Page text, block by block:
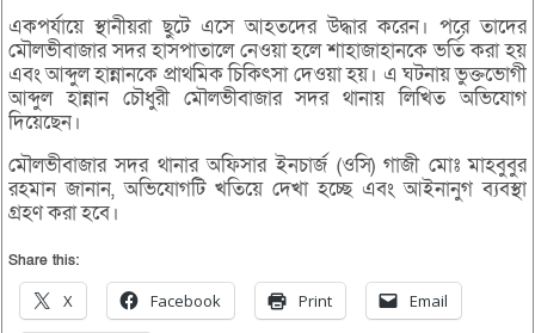
একপর্যায়ে স্থানীয়রা ছুটে এসে আহতদের উদ্ধার করেন। পরে তাদের
মৌলভীবাজার সদর হাসপাতালে নেওয়া হলে শাহাজাহানকে ভর্তি করা হয়
এবং আব্দুল হান্নানকে প্রাথমিক চিকিৎসা দেওয়া হয়। এ ঘটনায় ভুক্তভোগী
আব্দুল হান্নান চৌধুরী মৌলভীবাজার সদর থানায় লিখিত অভিযোগ
দিয়েছেন।
মৌলভীবাজার সদর থানার অফিসার ইনচার্জ (ওসি) গাজী মোঃ মাহবুবুর
রহমান জানান, অভিযোগটি খতিয়ে দেখা হচ্ছে এবং আইনানুগ ব্যবস্থা
গ্রহণ করা হবে।
Share this:
X Facebook Print Email